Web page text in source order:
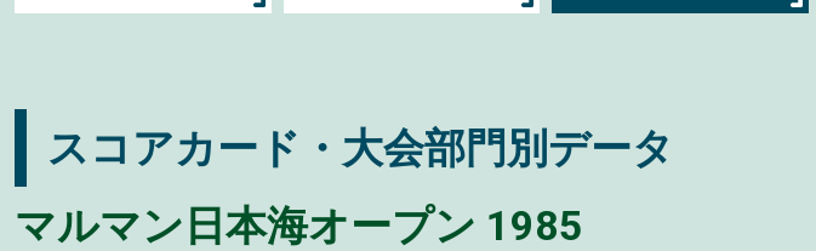
スコアカード・大会部門別データ
マルマン日本海オープン 1985